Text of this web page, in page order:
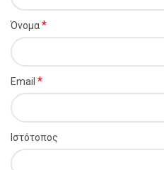
Όνομα*
Email *
Ιστότοπος